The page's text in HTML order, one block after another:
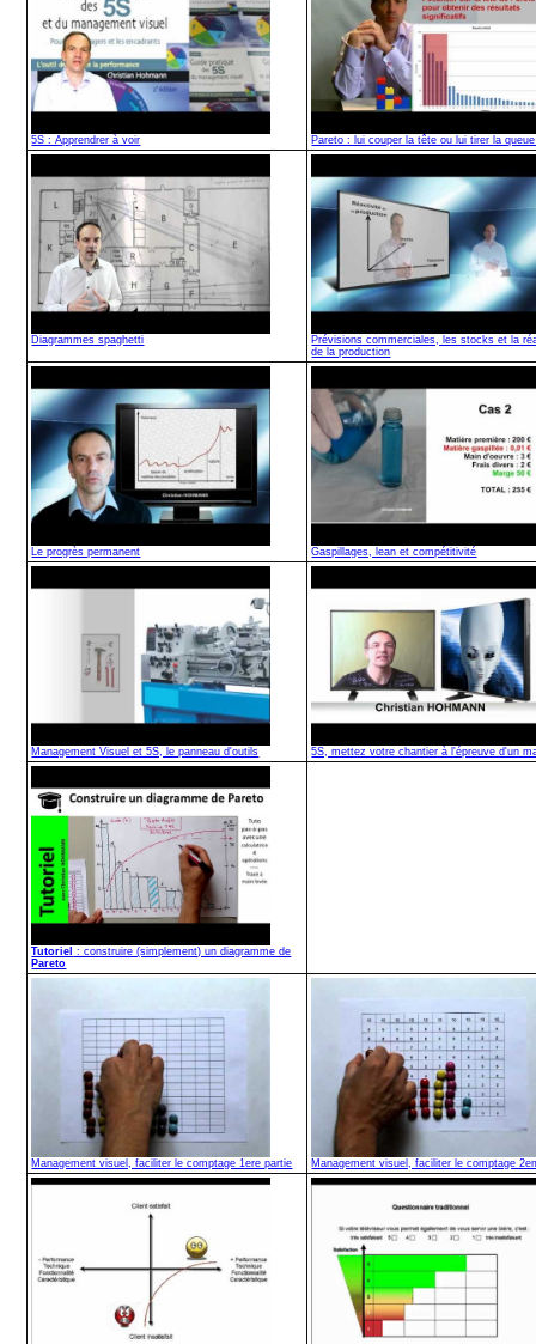
5S : Apprendrer à voir Pareto : lui couper la tête ou lui tirer la
Diagrammes spaghetti
Prévisions commerciales, les stocks et la
de la production
Le progrès permanent Gaspillages, lean et compétitivité
Management Visuel et 5S, le panneau d'outils 5S, mettez votre chantier à l'épreuve d'un
Tutoriel : construire (simplement) un diagramme de
Pareto
Management visuel, faciliter le comptage 1ere partie Management visuel, faciliter le comptage